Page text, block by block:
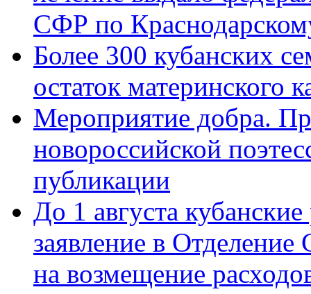
СФР по
Более 300 кубанских
остаток материнского
Мероприятие добра.
новороссийской
публикации
До 1 августа
заявление в
на возмещение